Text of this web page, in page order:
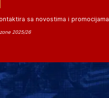
sa novostima i promocijama
2025/26